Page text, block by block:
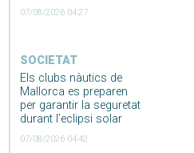
07/08/2026 04:27
SOCIETAT
Els clubs nàutics de
Mallorca es preparen
per garantir la seguretat
durant l’eclipsi solar
07/08/2026 04:42